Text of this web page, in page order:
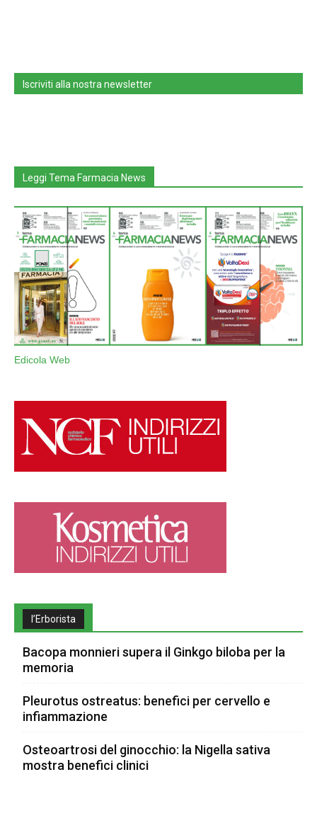
Iscriviti alla nostra newsletter
Leggi Tema Farmacia News
Edicola Web
l’Erborista
Bacopa monnieri supera il Ginkgo biloba per la
memoria
Pleurotus ostreatus: benefici per cervello e
infiammazione
Osteoartrosi del ginocchio: la Nigella sativa
mostra benefici clinici